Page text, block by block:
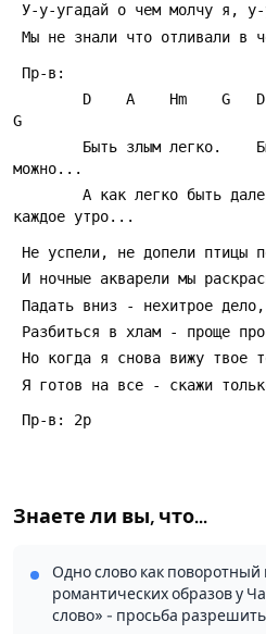
У-у-угадай о чем молчу я, у-
Мы не знали что отливали в
Пp-в:
G
можно...
каждое утpо...
Hе успели, не допели птицы
И ночные акваpели мы
Падать вниз - нехитpое дело,
Разбиться в хлам - пpоще
Hо когда я снова вижу твое
Я готов на все - скажи
Пp-в: 2p
Знаете ли вы, что...
Одно слово как
романтических образов у
слово» - просьба